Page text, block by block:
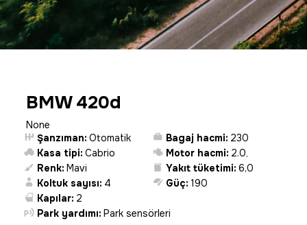
BMW 420d
None
Şanzıman: Otomatik
Kasa tipi: Cabrio
Renk: Mavi
Koltuk sayısı: 4
Kapılar: 2
Bagaj hacmi: 230
Motor hacmi: 2.0,
Yakıt tüketimi: 6,0
Güç: 190
Park yardımı: Park sensörleri